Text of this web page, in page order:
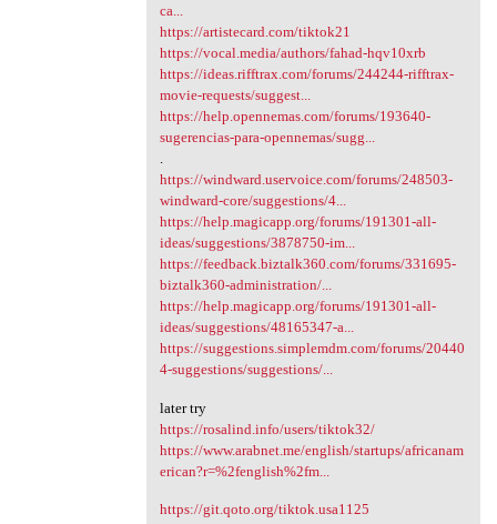
ca...
https://artistecard.com/tiktok21
https://vocal.media/authors/fahad-hqv10xrb
https://ideas.rifftrax.com/forums/244244-rifftrax-
movie-requests/suggest...
https://help.opennemas.com/forums/193640-
sugerencias-para-opennemas/sugg...
https://windward.uservoice.com/forums/248503-
windward-core/suggestions/4...
https://help.magicapp.org/forums/191301-all-
ideas/suggestions/3878750-im...
https://feedback.biztalk360.com/forums/331695-
biztalk360-administration/...
https://help.magicapp.org/forums/191301-all-
ideas/suggestions/48165347-a...
https://suggestions.simplemdm.com/forums/20440
4-suggestions/suggestions/...
later try
https://rosalind.info/users/tiktok32/
https://www.arabnet.me/english/startups/africanam
erican?r=%2fenglish%2fm...
https://git.qoto.org/tiktok.usa1125